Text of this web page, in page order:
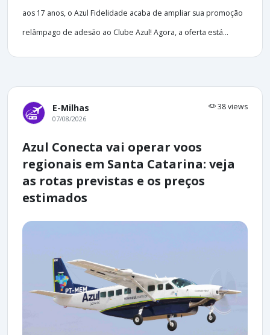
aos 17 anos, o Azul Fidelidade acaba de ampliar sua promoção
relâmpago de adesão ao Clube Azul! Agora, a oferta está...
E-Milhas 38 views
07/08/2026
Azul Conecta vai operar voos
regionais em Santa Catarina: veja
as rotas previstas e os preços
estimados